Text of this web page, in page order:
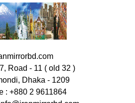
Road - 11 ( old 32 )
Dhaka - 1209
: +880 2 9611864